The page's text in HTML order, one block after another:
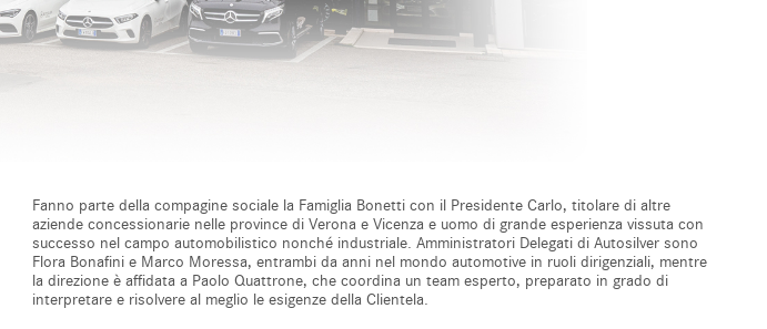
Fanno parte della compagine sociale la Famiglia Bonetti con il Presidente Carlo, titolare di altre
aziende concessionarie nelle province di Verona e Vicenza e uomo di grande esperienza vissuta con
successo nel campo automobilistico nonché industriale. Amministratori Delegati di Autosilver sono
Flora Bonafini e Marco Moressa, entrambi da anni nel mondo automotive in ruoli dirigenziali, mentre
la direzione è affidata a Paolo Quattrone, che coordina un team esperto, preparato in grado di
interpretare e risolvere al meglio le esigenze della Clientela.